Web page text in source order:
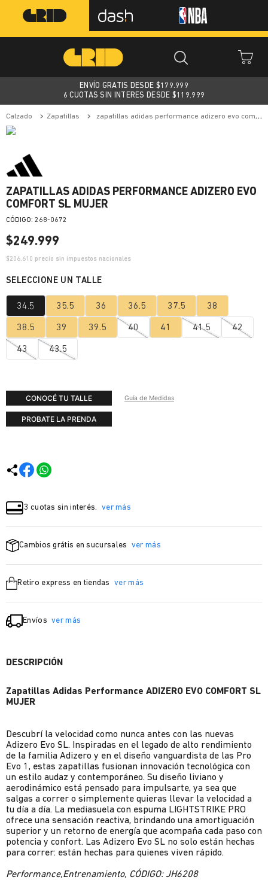
ENVÍO GRATIS DESDE $179.999
6 CUOTAS SIN INTERES DESDE $119.999
calzado zapatillas zapatillas adidas performance adizero evo comfort sl mujer
ZAPATILLAS ADIDAS PERFORMANCE ADIZERO EVO
COMFORT SL MUJER
: 268-0672
$249.999
$206.610 precio sin impuestos nacionales
34.5 35.5 36 36.5 37.5 38
38.5 39 39.5 40 41 41.5 42
43 43.5
CONOCÉ TU TALLE Guía de Medidas
PROBATE LA PRENDA
3 cuotas sin interés. ver más
Cambios grátis en sucursales ver más
Retiro express en tiendas ver más
Envíos ver más
DESCRIPCIÓN
Zapatillas Adidas Performance ADIZERO EVO COMFORT SL
MUJER
Descubrí la velocidad como nunca antes con las nuevas
Adizero Evo SL. Inspiradas en el legado de alto rendimiento
de la familia Adizero y en el diseño vanguardista de las Pro
Evo 1, estas zapatillas fusionan innovación tecnológica con
un estilo audaz y contemporáneo. Su diseño liviano y
aerodinámico está pensado para impulsarte, ya sea que
salgas a correr o simplemente quieras llevar la velocidad a
tu día a día. La mediasuela con espuma LIGHTSTRIKE PRO
ofrece una sensación reactiva, brindando una amortiguación
superior y un retorno de energía que acompaña cada paso con
potencia y confort. Las Adizero Evo SL no solo están hechas
para correr: están hechas para quienes viven rápido.
Performance,Entrenamiento, CÓDIGO: JH6208